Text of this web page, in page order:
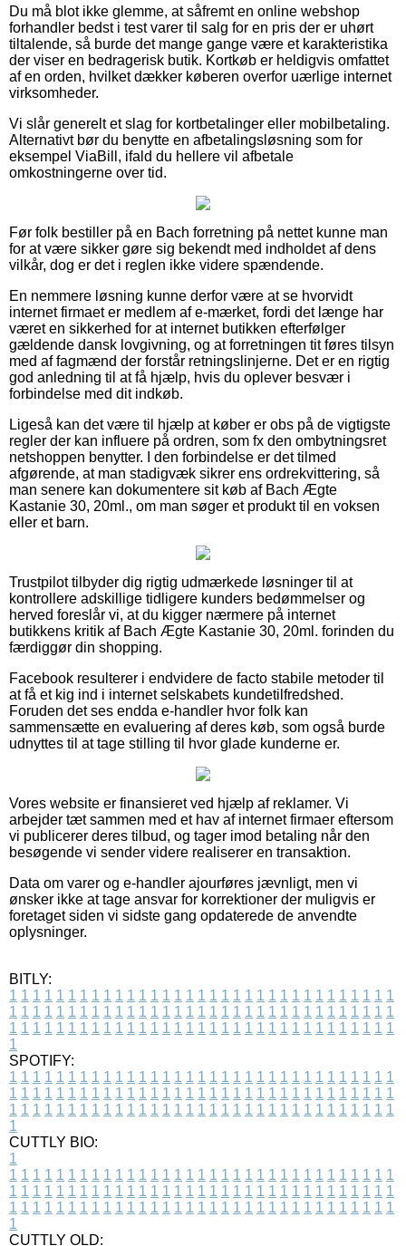
Du må blot ikke glemme, at såfremt en online webshop
forhandler bedst i test varer til salg for en pris der er uhørt
tiltalende, så burde det mange gange være et karakteristika
der viser en bedragerisk butik. Kortkøb er heldigvis omfattet
af en orden, hvilket dækker køberen overfor uærlige internet
virksomheder.
Vi slår generelt et slag for kortbetalinger eller mobilbetaling.
Alternativt bør du benytte en afbetalingsløsning som for
eksempel ViaBill, ifald du hellere vil afbetale
omkostningerne over tid.
Før folk bestiller på en Bach forretning på nettet kunne man
for at være sikker gøre sig bekendt med indholdet af dens
vilkår, dog er det i reglen ikke videre spændende.
En nemmere løsning kunne derfor være at se hvorvidt
internet firmaet er medlem af e-mærket, fordi det længe har
været en sikkerhed for at internet butikken efterfølger
gældende dansk lovgivning, og at forretningen tit føres tilsyn
med af fagmænd der forstår retningslinjerne. Det er en rigtig
god anledning til at få hjælp, hvis du oplever besvær i
forbindelse med dit indkøb.
Ligeså kan det være til hjælp at køber er obs på de vigtigste
regler der kan influere på ordren, som fx den ombytningsret
netshoppen benytter. I den forbindelse er det tilmed
afgørende, at man stadigvæk sikrer ens ordrekvittering, så
man senere kan dokumentere sit køb af Bach Ægte
Kastanie 30, 20ml., om man søger et produkt til en voksen
eller et barn.
Trustpilot tilbyder dig rigtig udmærkede løsninger til at
kontrollere adskillige tidligere kunders bedømmelser og
herved foreslår vi, at du kigger nærmere på internet
butikkens kritik af Bach Ægte Kastanie 30, 20ml. forinden du
færdiggør din shopping.
Facebook resulterer i endvidere de facto stabile metoder til
at få et kig ind i internet selskabets kundetilfredshed.
Foruden det ses endda e-handler hvor folk kan
sammensætte en evaluering af deres køb, som også burde
udnyttes til at tage stilling til hvor glade kunderne er.
Vores website er finansieret ved hjælp af reklamer. Vi
arbejder tæt sammen med et hav af internet firmaer eftersom
vi publicerer deres tilbud, og tager imod betaling når den
besøgende vi sender videre realiserer en transaktion.
Data om varer og e-handler ajourføres jævnligt, men vi
ønsker ikke at tage ansvar for korrektioner der muligvis er
foretaget siden vi sidste gang opdaterede de anvendte
oplysninger.
BITLY:
1 1 1 1 1 1 1 1 1 1 1 1 1 1 1 1 1 1 1 1 1 1 1 1 1 1 1 1 1 1 1 1 1
1 1 1 1 1 1 1 1 1 1 1 1 1 1 1 1 1 1 1 1 1 1 1 1 1 1 1 1 1 1 1 1 1
1 1 1 1 1 1 1 1 1 1 1 1 1 1 1 1 1 1 1 1 1 1 1 1 1 1 1 1 1 1 1 1 1
1
SPOTIFY:
1 1 1 1 1 1 1 1 1 1 1 1 1 1 1 1 1 1 1 1 1 1 1 1 1 1 1 1 1 1 1 1 1
1 1 1 1 1 1 1 1 1 1 1 1 1 1 1 1 1 1 1 1 1 1 1 1 1 1 1 1 1 1 1 1 1
1 1 1 1 1 1 1 1 1 1 1 1 1 1 1 1 1 1 1 1 1 1 1 1 1 1 1 1 1 1 1 1 1
1
CUTTLY BIO:
1
1 1 1 1 1 1 1 1 1 1 1 1 1 1 1 1 1 1 1 1 1 1 1 1 1 1 1 1 1 1 1 1 1
1 1 1 1 1 1 1 1 1 1 1 1 1 1 1 1 1 1 1 1 1 1 1 1 1 1 1 1 1 1 1 1 1
1 1 1 1 1 1 1 1 1 1 1 1 1 1 1 1 1 1 1 1 1 1 1 1 1 1 1 1 1 1 1 1 1
1
CUTTLY OLD: